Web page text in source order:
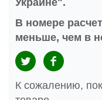
В номере
меньше, чем в
К сожалению,